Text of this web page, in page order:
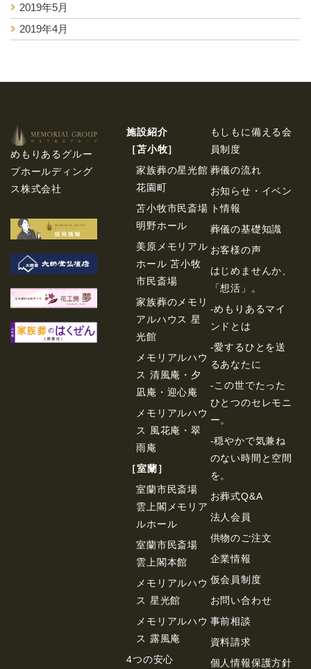
2019年5月
2019年4月
めもりあるグルー
プホールディング
ス株式会社
施設紹介
［苫⼩牧］
家族葬の星光館
花園町
苫小牧市民斎場
明野ホール
美原メモリアル
ホール 苫小牧
市民斎場
家族葬のメモリ
アルハウス 星
光館
メモリアルハウ
ス 清風庵・夕
凪庵・迎心庵
メモリアルハウ
ス 風花庵・翠
雨庵
［室蘭］
室蘭市民斎場
雲上閣メモリア
ルホール
室蘭市民斎場
雲上閣本館
メモリアルハウ
ス 星光館
メモリアルハウ
ス 露風庵
4つの安心
もしもに備える会
員制度
葬儀の流れ
お知らせ・イベン
ト情報
葬儀の基礎知識
お客様の声
はじめませんか、
「想活」。
-めもりあるマイ
ンドとは
-愛するひとを送
るあなたに
-この世でたった
ひとつのセレモニ
ー。
-穏やかで気兼ね
のない時間と空間
を。
お葬式Q&A
法⼈会員
供物のご注⽂
企業情報
仮会員制度
お問い合わせ
事前相談
資料請求
個⼈情報保護⽅針